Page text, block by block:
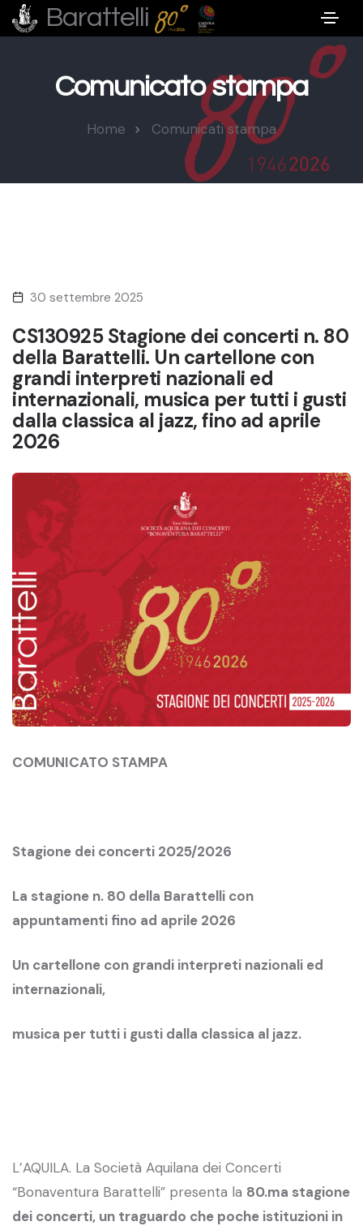
Barattelli
Comunicato stampa
Home Comunicati stampa
30 settembre 2025
CS130925 Stagione dei concerti n. 80
della Barattelli. Un cartellone con
grandi interpreti nazionali ed
internazionali, musica per tutti i gusti
dalla classica al jazz, fino ad aprile
2026
COMUNICATO STAMPA
Stagione dei concerti 2025/2026
La stagione n. 80 della Barattelli con
appuntamenti fino ad aprile 2026
Un cartellone con grandi interpreti nazionali ed
internazionali,
musica per tutti i gusti dalla classica al jazz.
L’AQUILA. La Società Aquilana dei Concerti
“Bonaventura Barattelli” presenta la 80.ma stagione
dei concerti, un traguardo che poche istituzioni in